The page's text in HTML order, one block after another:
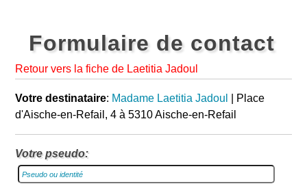
Formulaire de contact
Retour vers la fiche de Laetitia Jadoul
Votre destinataire: Madame Laetitia Jadoul
| Place
d'Aische-en-Refail, 4 à 5310 Aische-en-Refail
Votre pseudo: